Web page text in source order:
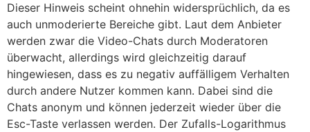
Dieser Hinweis scheint ohnehin widersprüchlich, da es
auch unmoderierte Bereiche gibt. Laut dem Anbieter
werden zwar die Video-Chats durch Moderatoren
überwacht, allerdings wird gleichzeitig darauf
hingewiesen, dass es zu negativ auffälligem Verhalten
durch andere Nutzer kommen kann. Dabei sind die
Chats anonym und können jederzeit wieder über die
Esc-Taste verlassen werden. Der Zufalls-Logarithmus